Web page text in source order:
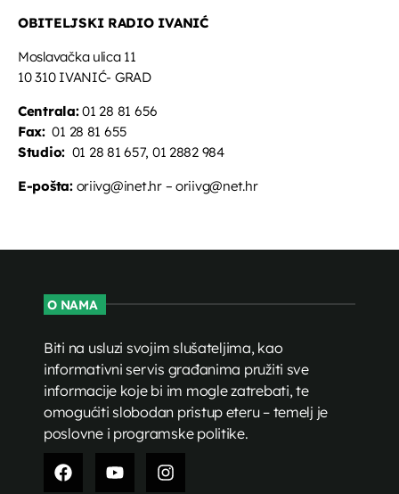
OBITELJSKI RADIO IVANIĆ
Moslavačka ulica 11
10 310 IVANIĆ- GRAD
Centrala:01 28 81 656
Fax:01 28 81 655
Studio: 01 28 81 657, 01 2882 984
E-pošta:oriivg@inet.hr – oriivg@net.hr
O NAMA
Biti na usluzi svojim slušateljima, kao
informativni servis građanima pružiti sve
informacije koje bi im mogle zatrebati, te
omogućiti slobodan pristup eteru – temelj je
poslovne i programske politike.